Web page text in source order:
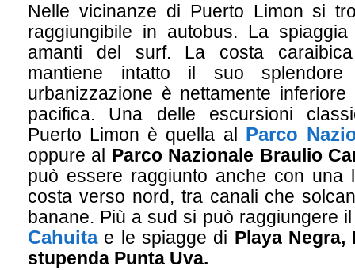
Nelle vicinanze di Puerto Limon si
raggiungibile in autobus. La
amanti del surf. La costa
mantiene intatto il suo
urbanizzazione è nettamente
pacifica. Una delle escursioni
Puerto Limon è quella al Parco
oppure al Parco Nazionale Braulio
può essere raggiunto anche con una
costa verso nord, tra canali che
banane. Più a sud si può raggiungere
Cahuitae le spiagge di Playa Negra,
stupenda Punta Uva.